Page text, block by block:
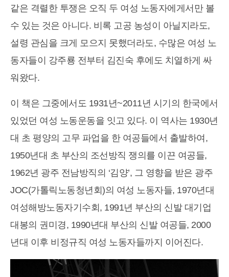
같은 격렬한 투쟁은 오직 두 여성 노동자에게서만 볼
수 있는 것은 아니다. 비록 고공 농성이 아닐지라도,
설령 관심을 크게 모으지 못했더라도, 수많은 여성 노
동자들이 강주룡 전부터 김진숙 후에도 치열하게 싸
워왔다.
이 책은 그중에서도 1931년~2011년 시기의 한국에서
있었던 여성 노동운동을 잇고 있다. 이 역사는 1930년
대 초 평양의 고무 파업을 한 여공들에서 출발하여,
1950년대 초 부산의 조선방직 쟁의를 이끈 여공들,
1962년 광주 전남방직의 ‘김양’, 그 영향을 받은 광주
JOC(가톨릭노동청년회)의 여성 노동자들, 1970년대
여성해방노동자기수회, 1991년 부산의 신발 대기업
대봉의 권미경, 1990년대 부산의 신발 여공들, 2000
년대 이후 비정규직 여성 노동자들까지 이어진다.